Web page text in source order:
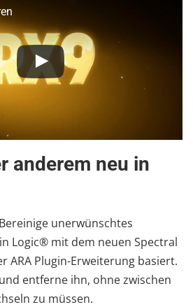
anderem neu in
unerwünschtes
Logic® mit dem neuen Spectral
ARA Plugin-Erweiterung basiert.
entferne ihn, ohne zwischen
zu müssen.